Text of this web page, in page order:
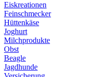
Eiskreationen
Feinschmecker
Hüttenkäse
Joghurt
Milchprodukte
Obst
Beagle
Jagdhunde